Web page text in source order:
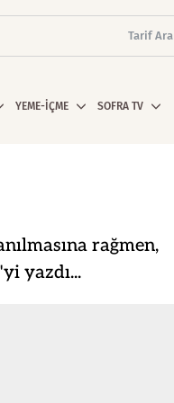
Tarif Ara
YEME-İÇME SOFRA TV
rağmen,
yazdı...